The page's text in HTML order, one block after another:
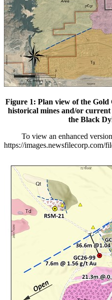
Figure 1: Plan view of the
historical mines and/or
the Black
To view an enhanced
https://images.newsfilecorp.com/